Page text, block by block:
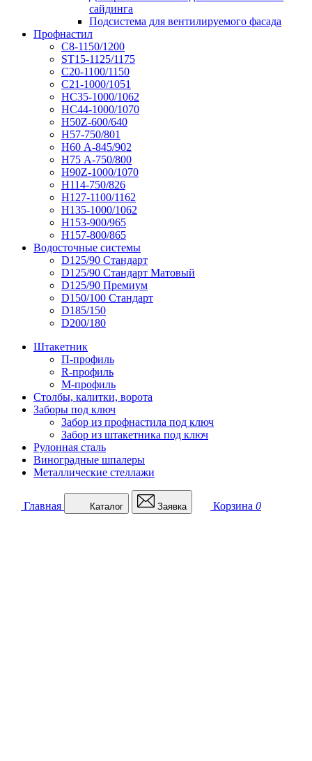
сайдинга
Подсистема для вентилируемого фасада
Профнастил
С8-1150/1200
ST15-1125/1175
С20-1100/1150
С21-1000/1051
НС35-1000/1062
НС44-1000/1070
Н50Z-600/640
Н57-750/801
Н60 А-845/902
Н75 А-750/800
Н90Z-1000/1070
Н114-750/826
Н127-1100/1162
Н135-1000/1062
Н153-900/965
Н157-800/865
Водосточные системы
D125/90 Стандарт
D125/90 Стандарт Матовый
D125/90 Премиум
D150/100 Стандарт
D185/150
D200/180
Штакетник
П-профиль
R-профиль
М-профиль
Столбы, калитки, ворота
Заборы под ключ
Забор из профнастила под ключ
Забор из штакетника под ключ
Рулонная сталь
Виноградные шпалеры
Металлические стеллажи
Главная Каталог Заявка Корзина 0